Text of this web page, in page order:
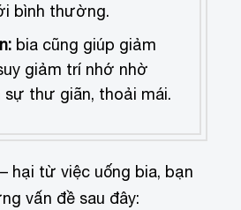
bình thường.
bia cũng giúp giảm
giảm trí nhớ nhờ
sự thư giãn, thoải mái.
hại từ việc uống bia, bạn
vấn đề sau đây: